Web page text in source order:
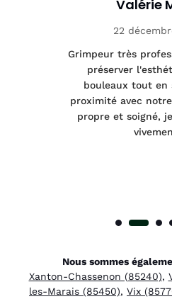
Valérie
22
Grimpeur très
préserver
bouleaux tout en
proximité avec
propre et soigné,
Nous sommes
Xanton-Chassenon (85240),
les-Marais (85450), Vix